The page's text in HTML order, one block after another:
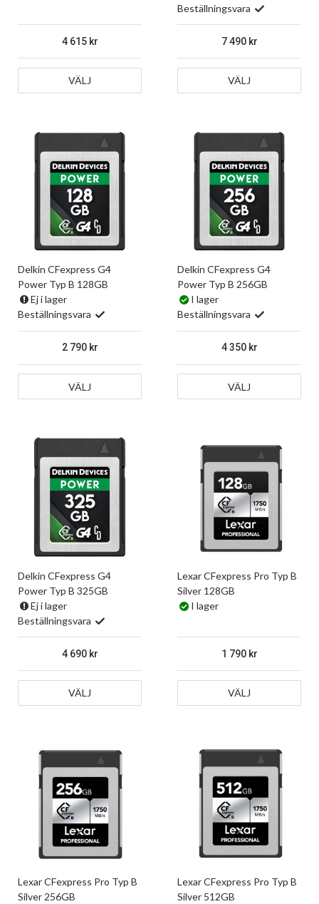
4 615
VÄLJ
Beställningsvara
7 490
VÄLJ
Delkin CFexpress G4
Power Typ B 128GB
Ej i lager
Beställningsvara
2 790
VÄLJ
Delkin CFexpress G4
Power Typ B 256GB
I lager
Beställningsvara
4 350
VÄLJ
Delkin CFexpress G4
Power Typ B 325GB
Ej i lager
Beställningsvara
4 690
VÄLJ
Lexar CFexpress Pro Typ B
Silver 128GB
I lager
1 790
VÄLJ
Lexar CFexpress Pro Typ B
Silver 256GB
Lexar CFexpress Pro Typ B
Silver 512GB